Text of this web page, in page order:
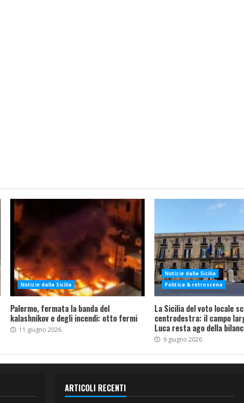
Notizie dalla Sicilia
Palermo, fermata la banda del
kalashnikov e degli incendi: otto fermi
11 giugno 2026
Notizie dalla Sicilia
Politica & retroscena
La Sicilia del voto locale
centrodestra: il campo
Luca resta ago della
9 giugno 2026
ARTICOLI RECENTI